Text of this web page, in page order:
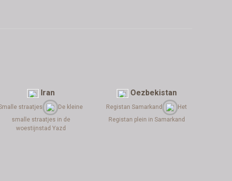
Iran
straatjes
De kleine
smalle straatjes in de
woestijnstad Yazd
Oezbekistan
Registan Samarkand
Het
Registan plein in Samarkand